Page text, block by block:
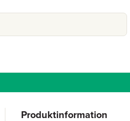
Produktinformation